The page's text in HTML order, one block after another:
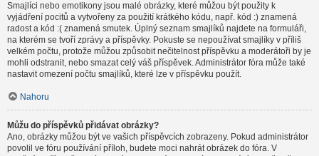
Smajlíci nebo emotikony jsou malé obrázky, které můžou být použity k
vyjádření pocitů a vytvořeny za použití krátkého kódu, např. kód :) znamená
radost a kód :( znamená smutek. Úplný seznam smajlíků najdete na formuláři,
na kterém se tvoří zprávy a příspěvky. Pokuste se nepoužívat smajlíky v příliš
velkém počtu, protože můžou způsobit nečitelnost příspěvku a moderátoři by je
mohli odstranit, nebo smazat celý váš příspěvek. Administrátor fóra může také
nastavit omezení počtu smajlíků, které lze v příspěvku použít.
Nahoru
Můžu do příspěvků přidávat obrázky?
Ano, obrázky můžou být ve vašich příspěvcích zobrazeny. Pokud administrátor
povolil ve fóru používání příloh, budete moci nahrát obrázek do fóra. V